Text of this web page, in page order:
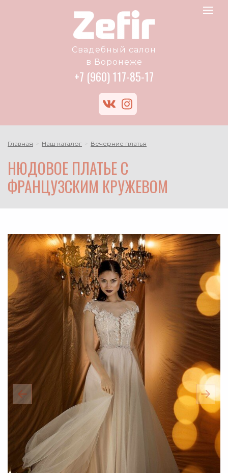
Zefir
logo
Свадебный салон
в Воронеже
+7 (960) 117-85-17
vk instagram
Toggle
Главная Наш каталог Вечерние платья
НЮДОВОЕ ПЛАТЬЕ С
ФРАНЦУЗСКИМ КРУЖЕВОМ